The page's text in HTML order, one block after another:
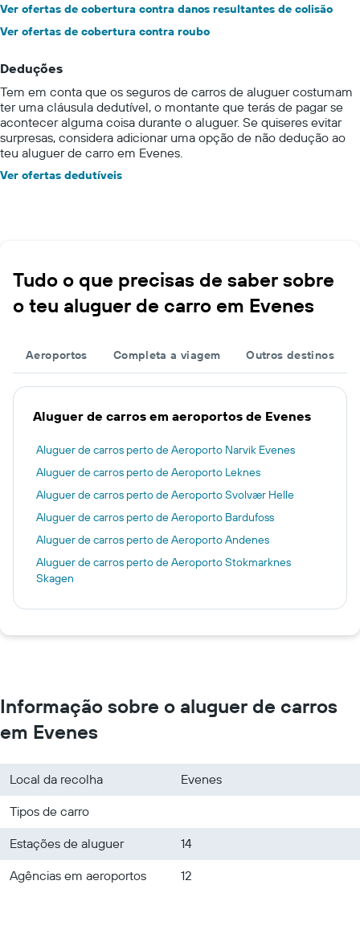
Ver ofertas de cobertura contra danos resultantes de colisão
Ver ofertas de cobertura contra roubo
Deduções
Tem em conta que os seguros de carros de aluguer costumam
ter uma cláusula dedutível, o montante que terás de pagar se
acontecer alguma coisa durante o aluguer. Se quiseres evitar
surpresas, considera adicionar uma opção de não dedução ao
teu aluguer de carro em Evenes.
Ver ofertas dedutíveis
Tudo o que precisas de saber sobre
o teu aluguer de carro em Evenes
Aeroportos Completa a viagem Outros destinos
Aluguer de carros em aeroportos de Evenes
Aluguer de carros perto de Aeroporto Narvik Evenes
Aluguer de carros perto de Aeroporto Leknes
Aluguer de carros perto de Aeroporto Svolvær Helle
Aluguer de carros perto de Aeroporto Bardufoss
Aluguer de carros perto de Aeroporto Andenes
Aluguer de carros perto de Aeroporto Stokmarknes
Skagen
Informação sobre o aluguer de carros
em Evenes
Local da recolha
Evenes
Tipos de carro
Estações de aluguer
14
Agências em aeroportos
12